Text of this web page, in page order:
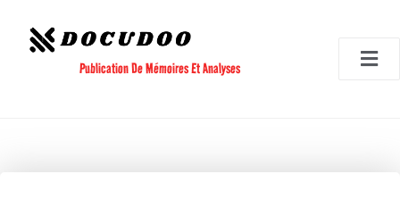
contenu
Publication De Mémoires Et Analyses